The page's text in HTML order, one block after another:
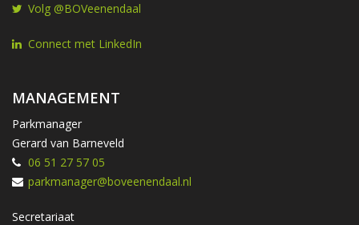
Volg @BOVeenendaal
Connect met LinkedIn
MANAGEMENT
Parkmanager
Gerard van Barneveld
06 51 27 57 05
parkmanager@boveenendaal.nl
Secretariaat